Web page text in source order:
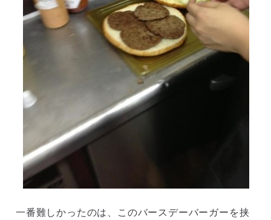
一番難しかったのは、このバースデーバーガーを挟